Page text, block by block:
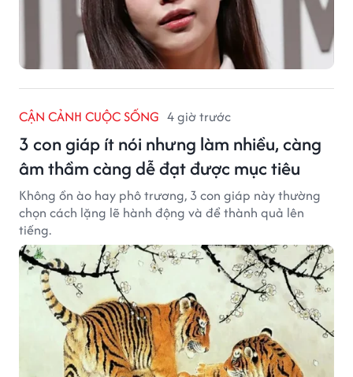
CẬN CẢNH CUỘC SỐNG 4 giờ trước
3 con giáp ít nói nhưng làm nhiều, càng
âm thầm càng dễ đạt được mục tiêu
Không ồn ào hay phô trương, 3 con giáp này thường
chọn cách lặng lẽ hành động và để thành quả lên
tiếng.